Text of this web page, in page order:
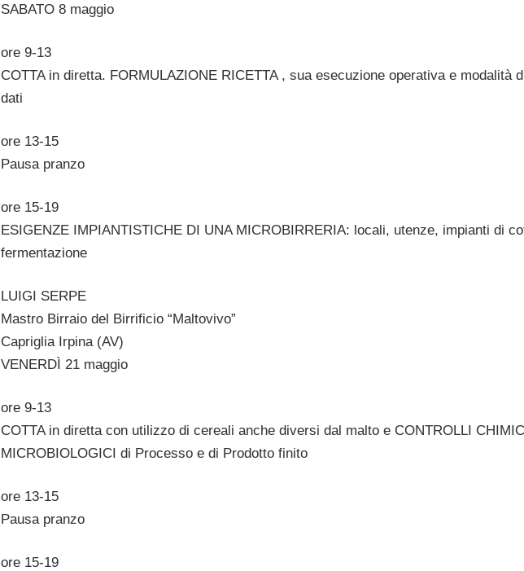
SABATO 8 maggio
ore 9-13
COTTA in diretta. FORMULAZIONE RICETTA , sua esecuzione operativa e modalità
dati
ore 13-15
Pausa pranzo
ore 15-19
ESIGENZE IMPIANTISTICHE DI UNA MICROBIRRERIA: locali, utenze, impianti di
fermentazione
LUIGI SERPE
Mastro Birraio del Birrificio “Maltovivo”
Capriglia Irpina (AV)
VENERDÌ 21 maggio
ore 9-13
COTTA in diretta con utilizzo di cereali anche diversi dal malto e CONTROLLI
MICROBIOLOGICI di Processo e di Prodotto finito
ore 13-15
Pausa pranzo
ore 15-19